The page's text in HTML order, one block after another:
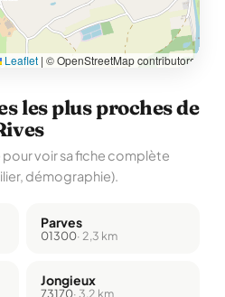
Leaflet | © OpenStreetMap contributors
les plus proches de
pour voir sa fiche complète
démographie).
Parves
01300· 2,3 km
Jongieux
73170· 3,2 km